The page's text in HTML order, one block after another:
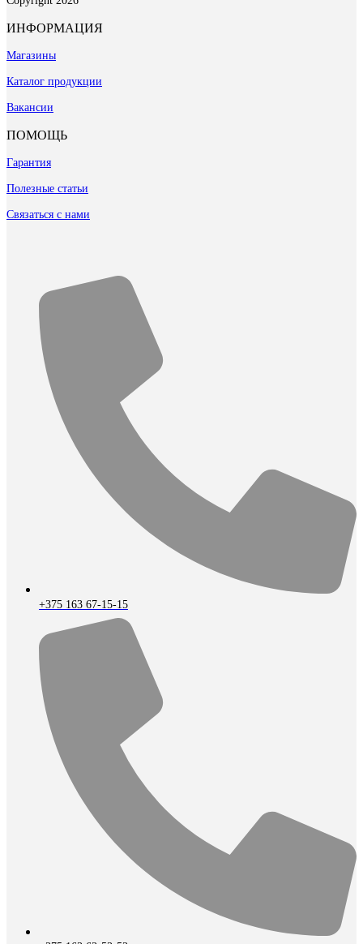
ИНФОРМАЦИЯ
Магазины
Каталог продукции
Вакансии
ПОМОЩЬ
Гарантия
Полезные статьи
Связаться с нами
+375 163 67-15-15